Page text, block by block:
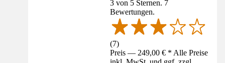
3 von 5 Sternen. 7
Bewertungen.
(7)
Preis — 249,00 € * Alle Preise